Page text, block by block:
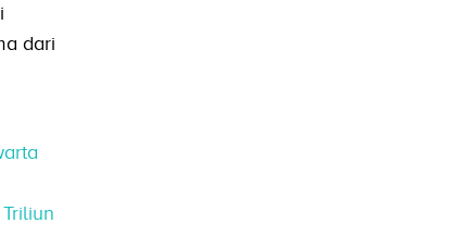
dari